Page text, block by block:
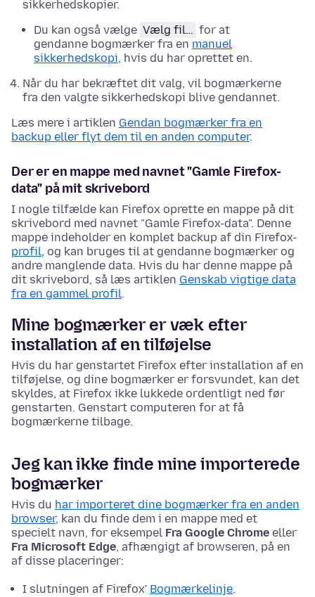
sikkerhedskopier.
Du kan også vælge Vælg fil… for at
gendanne bogmærker fra en manuel
sikkerhedskopi, hvis du har oprettet en.
Når du har bekræftet dit valg, vil bogmærkerne
fra den valgte sikkerhedskopi blive gendannet.
Læs mere i artiklen Gendan bogmærker fra en
backup eller flyt dem til en anden computer.
Der er en mappe med navnet "Gamle Firefox-
data" på mit skrivebord
I nogle tilfælde kan Firefox oprette en mappe på dit
skrivebord med navnet "Gamle Firefox-data". Denne
mappe indeholder en komplet backup af din Firefox-
profil, og kan bruges til at gendanne bogmærker og
andre manglende data. Hvis du har denne mappe på
dit skrivebord, så læs artiklen Genskab vigtige data
fra en gammel profil.
Mine bogmærker er væk efter
installation af en tilføjelse
Hvis du har genstartet Firefox efter installation af en
tilføjelse, og dine bogmærker er forsvundet, kan det
skyldes, at Firefox ikke lukkede ordentligt ned før
genstarten. Genstart computeren for at få
bogmærkerne tilbage.
Jeg kan ikke finde mine importerede
bogmærker
Hvis du har importeret dine bogmærker fra en anden
browser, kan du finde dem i en mappe med et
specielt navn, for eksempel Fra Google Chrome eller
Fra Microsoft Edge, afhængigt af browseren, på en
af disse placeringer:
I slutningen af Firefox' Bogmærkelinje.